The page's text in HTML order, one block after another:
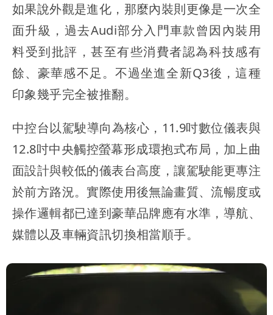
如果說外觀是進化，那麼內裝則更像是一次全
面升級，過去Audi部分入門車款曾因內裝用
料受到批評，甚至有些消費者認為科技感有
餘、豪華感不足。不過坐進全新Q3後，這種
印象幾乎完全被推翻。
中控台以駕駛導向為核心，11.9吋數位儀表與
12.8吋中央觸控螢幕形成環抱式布局，加上曲
面設計與較低的儀表台高度，讓駕駛能更專注
於前方路況。實際使用後無論畫質、流暢度或
操作邏輯都已達到豪華品牌應有水準，導航、
媒體以及車輛資訊切換相當順手。